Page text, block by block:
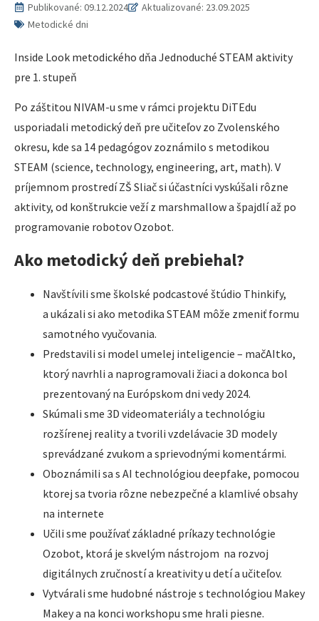
Publikované: 09.12.2024
Aktualizované: 23.09.2025
Metodické dni
Inside Look metodického dňa Jednoduché STEAM aktivity
pre 1. stupeň
Po záštitou NIVAM-u sme v rámci projektu DiTEdu
usporiadali metodický deň pre učiteľov zo Zvolenského
okresu, kde sa 14 pedagógov zoznámilo s metodikou
STEAM (science, technology, engineering, art, math). V
príjemnom prostredí ZŠ Sliač si účastníci vyskúšali rôzne
aktivity, od konštrukcie veží z marshmallow a špajdlí až po
programovanie robotov Ozobot.
Ako metodický deň prebiehal?
Navštívili sme školské podcastové štúdio Thinkify,
a ukázali si ako metodika STEAM môže zmeniť formu
samotného vyučovania.
Predstavili si model umelej inteligencie – mačAItko,
ktorý navrhli a naprogramovali žiaci a dokonca bol
prezentovaný na Európskom dni vedy 2024.
Skúmali sme 3D videomateriály a technológiu
rozšírenej reality a tvorili vzdelávacie 3D modely
sprevádzané zvukom a sprievodnými komentármi.
Oboznámili sa s AI technológiou deepfake, pomocou
ktorej sa tvoria rôzne nebezpečné a klamlivé obsahy
na internete
Učili sme používať základné príkazy technológie
Ozobot, ktorá je skvelým nástrojom na rozvoj
digitálnych zručností a kreativity u detí a učiteľov.
Vytvárali sme hudobné nástroje s technológiou Makey
Makey a na konci workshopu sme hrali piesne.